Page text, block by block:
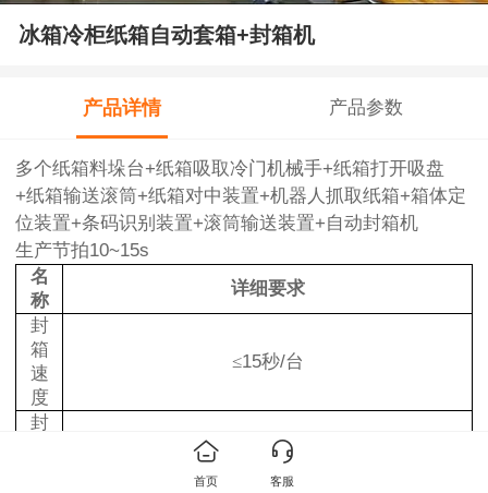
冰箱冷柜纸箱自动套箱+封箱机
产品详情 产品参数
多个纸箱料垛台+纸箱吸取冷门机械手+纸箱打开吸盘
+纸箱输送滚筒+纸箱对中装置+机器人抓取纸箱+箱体定
位装置+条码识别装置+滚筒输送装置+自动封箱机
生产节拍10~15s
名
称
详细要求
封
箱
速
度
≤15秒/台
封
按冰箱的实际尺寸定做，设备长度要求：根据现
场生产要求进行制作。
首页 客服